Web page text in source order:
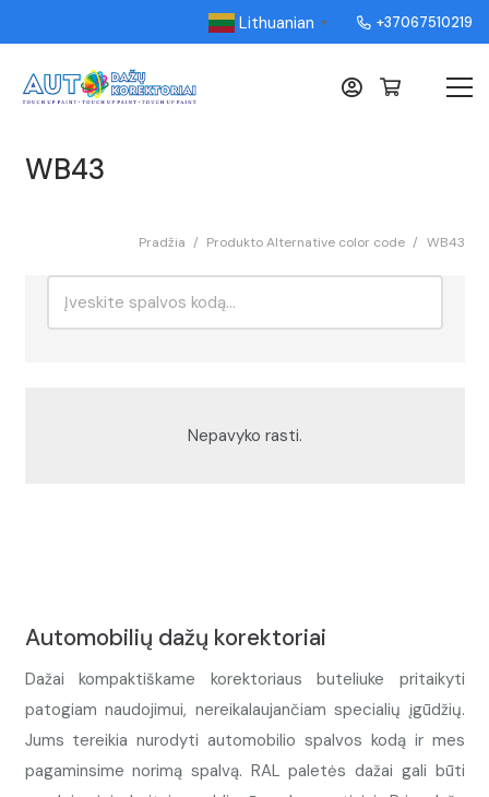
Lithuanian ▼ +37067510219
WB43
Pradžia / Produkto Alternative color code / WB43
Nepavyko rasti.
Automobilių dažų korektoriai
Dažai kompaktiškame korektoriaus buteliuke pritaikyti
patogiam naudojimui, nereikalaujančiam specialių įgūdžių.
Jums tereikia nurodyti automobilio spalvos kodą ir mes
pagaminsime norimą spalvą. RAL paletės dažai gali būti